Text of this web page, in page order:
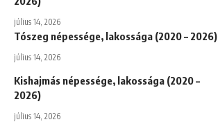
július 14, 2026
Tószeg népessége, lakossága (2020 – 2026)
július 14, 2026
Kishajmás népessége, lakossága (2020 –
2026)
július 14, 2026